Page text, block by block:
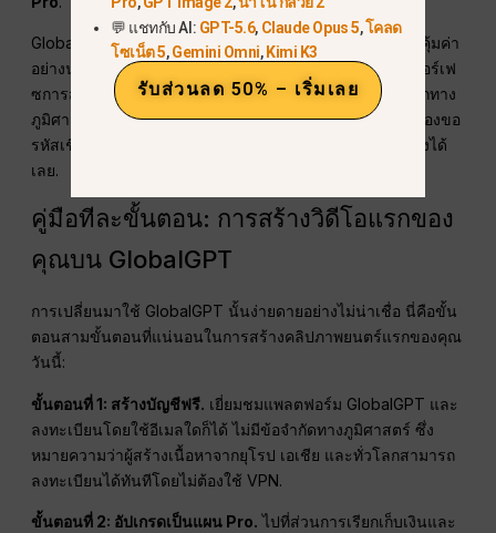
GlobalGPT ทำลายกำแพงราคาอย่างสิ้นเชิง สำหรับราคาที่คุ้มค่า
อย่างน่าทึ่ง
$10.8 โปรแพลน, ผู้ใช้จะได้รับสิทธิ์เข้าถึงอินเทอร์เฟ
ซการสร้าง Sora 2 Pro ทันทีโดยไม่มีข้อจำกัด ไม่มีการบล็อกทาง
ภูมิศาสตร์ ไม่มีการยืนยันหมายเลขโทรศัพท์ และไม่จำเป็นต้องขอ
รหัสเชิญจาก Reddit เลย เพียงแค่สมัครสมาชิกและเริ่มสร้างได้
เลย.
คู่มือทีละขั้นตอน: การสร้างวิดีโอแรกของ
คุณบน GlobalGPT
การเปลี่ยนมาใช้ GlobalGPT นั้นง่ายดายอย่างไม่น่าเชื่อ นี่คือขั้น
ตอนสามขั้นตอนที่แน่นอนในการสร้างคลิปภาพยนตร์แรกของคุณ
วันนี้:
ขั้นตอนที่ 1: สร้างบัญชีฟรี. เยี่ยมชมแพลตฟอร์ม GlobalGPT และ
ลงทะเบียนโดยใช้อีเมลใดก็ได้ ไม่มีข้อจำกัดทางภูมิศาสตร์ ซึ่ง
หมายความว่าผู้สร้างเนื้อหาจากยุโรป เอเชีย และทั่วโลกสามารถ
ลงทะเบียนได้ทันทีโดยไม่ต้องใช้ VPN.
ขั้นตอนที่ 2: อัปเกรดเป็นแผน Pro. ไปที่ส่วนการเรียกเก็บเงินและ
💬 แชทกับ AI: GPT-5.6, Claude Opus 5,โคลด
โซเน็ต 5,Gemini Omni,Kimi K3
รับส่วนลด 50% – เริ่มเลย